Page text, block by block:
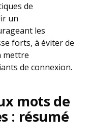
de
un
les
forts, à éviter de
mettre
de connexion.
mots de
: résumé